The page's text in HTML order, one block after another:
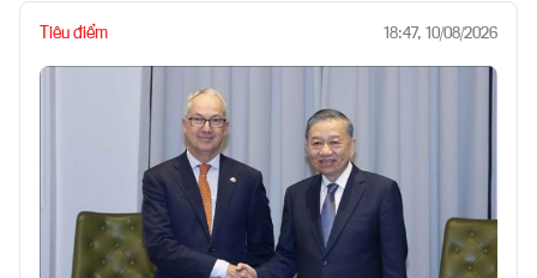
Tiêu điểm 18:47, 10/08/2026